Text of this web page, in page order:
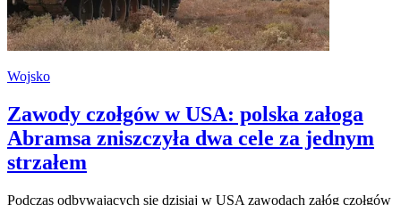
Wojsko
Zawody czołgów w USA: polska załoga
Abramsa zniszczyła dwa cele za jednym
strzałem
Podczas odbywających się dzisiaj w USA zawodach załóg czołgów